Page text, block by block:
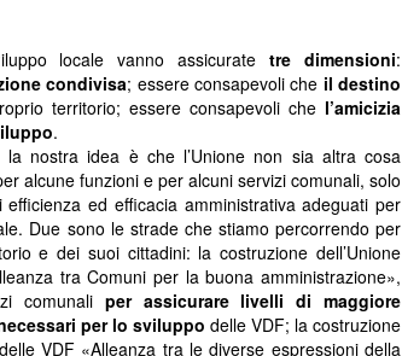
locale vanno assicuratetre dimensioni:
condivisa; essere consapevoli che il destino
territorio; essere consapevoli che l’amicizia
.
la nostra idea è che l’Unione non sia altra cosa
alcune funzioni e per alcuni servizi comunali, solo
ed efficacia amministrativa adeguati per
Due sono le strade che stiamo percorrendo per
e dei suoi cittadini: la costruzione dell’Unione
tra Comuni per la buona amministrazione»,
comunali per assicurare livelli di maggiore
per lo sviluppo delle VDF; la costruzione
VDF «Alleanza tra le diverse espressioni della